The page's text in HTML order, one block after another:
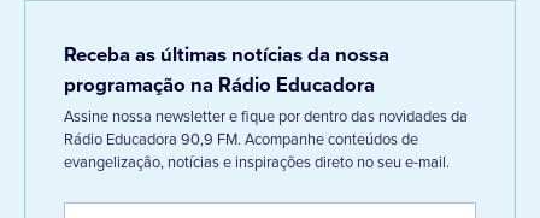
Receba as últimas notícias da nossa
programação na Rádio Educadora
Assine nossa newsletter e fique por dentro das novidades da
Rádio Educadora 90,9 FM. Acompanhe conteúdos de
evangelização, notícias e inspirações direto no seu e-mail.